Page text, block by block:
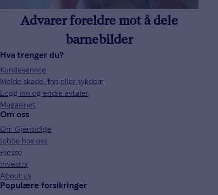
Advarer foreldre mot å dele
barnebilder
Hva trenger du?
Kundeservice
Melde skade, tap eller sykdom
Logg inn og endre avtaler
Magasinet
Om oss
Om Gjensidige
Jobbe hos oss
Presse
Investor
About us
Populære forsikringer